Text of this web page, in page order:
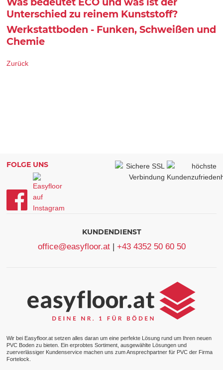
Unterschied zu reinem Kunststoff?
Werkstattboden - Funken, Schweißen und
Chemie
Zurück
FOLGE UNS
KUNDENDIENST
office@easyfloor.at +43 4352 50 60 50
Wir bei Easyfloor.at setzen alles daran um eine perfekte Lösung rund um Ihren neuen
PVC Boden zu bieten. Ein erprobtes Sortiment, ausgewählte Lösungen und
zuerverlässiger Kundenservice machen uns zum Ansprechpartner für PVC der Firma
Fortelock.